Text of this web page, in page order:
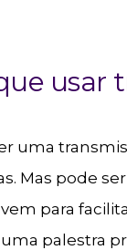
usar
uma
Mas pode
para
palestra